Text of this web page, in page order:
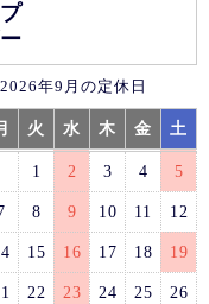
2026年9月の定休日
火 水 木 金 土
1 2 3 4 5
8 9 10 11 12
15 16 17 18 19
22 23 24 25 26